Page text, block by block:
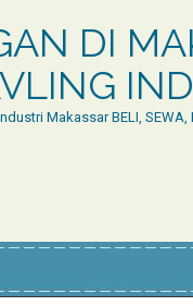
DI
Makassar BELI, SEWA,